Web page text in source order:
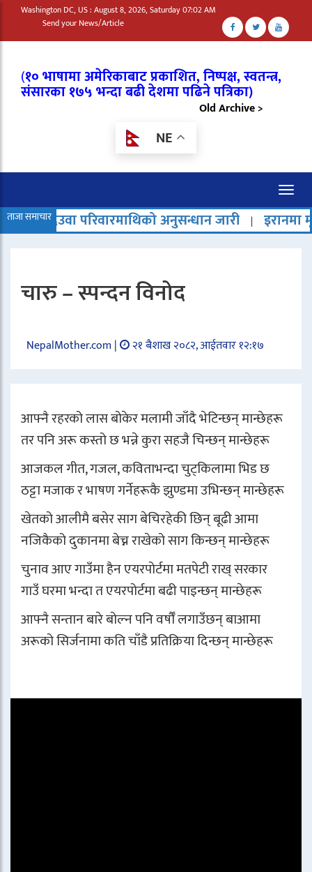
Washington DC, US : August 8, 2026, Saturday 07:02 AM
Send your News/Article
(१० भाषामा अमेरिकाबाट प्रकाशित, निष्पक्ष, स्वतन्त्र,
संसारका १७५ भन्दा बढी देशमा पढिने पत्रिका)
Old Archive >
NE
ताजा समाचार
| देउवा परिवारमाथिको अनुसन्धान जारी | इरानमा
चारु – स्पन्दन विनोद
NepalMother.com | २१ बैशाख २०८२, आईतवार १२:१७
आफ्नै रहरको लास बोकेर मलामी जाँदै भेटिन्छन् मान्छेहरू
तर पनि अरू कस्तो छ भन्ने कुरा सहजै चिन्छन् मान्छेहरू
आजकल गीत, गजल, कविताभन्दा चुट्किलामा भिड छ
ठट्टा मजाक र भाषण गर्नेहरूकै झुण्डमा उभिन्छन् मान्छेहरू
खेतको आलीमै बसेर साग बेचिरहेकी छिन् बूढी आमा
नजिकैको दुकानमा बेच्न राखेको साग किन्छन् मान्छेहरू
चुनाव आए गाउँमा हैन एयरपोर्टमा मतपेटी राख् सरकार
गाउँ घरमा भन्दा त एयरपोर्टमा बढी पाइन्छन् मान्छेहरू
आफ्नै सन्तान बारे बोल्न पनि वर्षौँ लगाउँछन् बाआमा
अरूको सिर्जनामा कति चाँडै प्रतिक्रिया दिन्छन् मान्छेहरू